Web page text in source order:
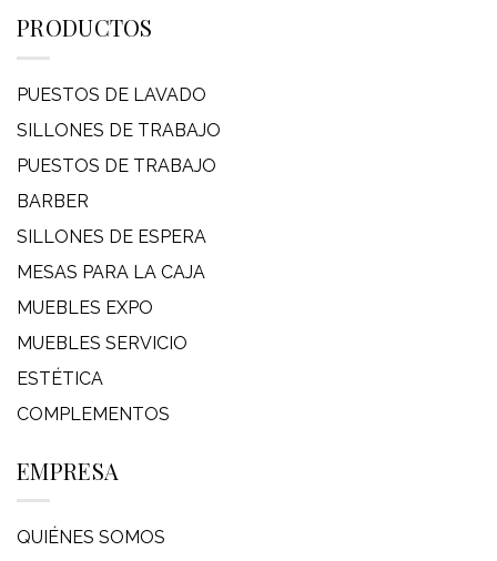
PRODUCTOS
PUESTOS DE LAVADO
SILLONES DE TRABAJO
PUESTOS DE TRABAJO
BARBER
SILLONES DE ESPERA
MESAS PARA LA CAJA
MUEBLES EXPO
MUEBLES SERVICIO
ESTÉTICA
COMPLEMENTOS
EMPRESA
QUIÉNES SOMOS